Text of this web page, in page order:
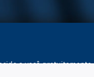
a você gratuitamente.